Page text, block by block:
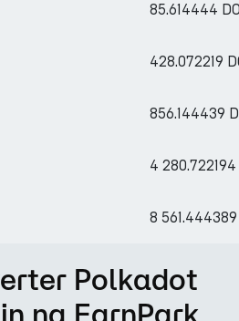
85.614444
428.072219
856.144439
4 280.722194
8 561.444389
Polkadot
na EarnPark